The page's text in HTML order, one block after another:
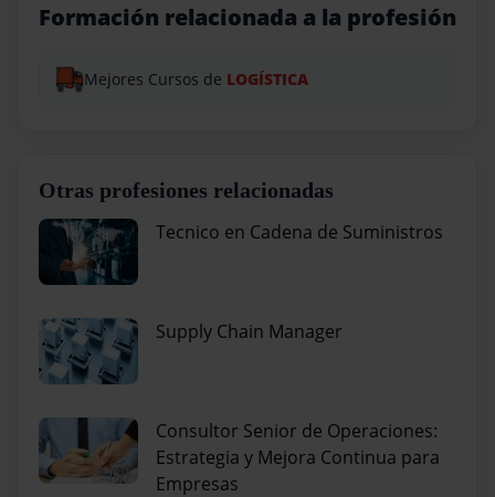
Formación relacionada a la profesión
Mejores Cursos de LOGÍSTICA
Otras profesiones relacionadas
Tecnico en Cadena de Suministros
Supply Chain Manager
Consultor Senior de Operaciones:
Estrategia y Mejora Continua para
Empresas